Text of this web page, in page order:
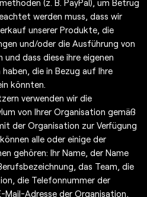
(z. B. PayPal), um Betrug
werden muss, dass wir
unserer Produkte, die
und/oder die Ausführung von
und dass diese ihre eigenen
die in Bezug auf Ihre
könnten.
verwenden wir die
von Ihrer Organisation gemäß
der Organisation zur Verfügung
alle oder einige der
gehören: Ihr Name, der Name
das Team, die
die Telefonnummer der
Mail-Adresse der Organisation,